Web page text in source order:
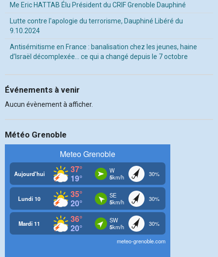
Me Eric HATTAB Élu Président du CRIF Grenoble Dauphiné
Lutte contre l'apologie du terrorisme, Dauphiné Libéré du
9.10.2024
Antisémitisme en France : banalisation chez les jeunes, haine
d’Israël décomplexée… ce qui a changé depuis le 7 octobre
Événements à venir
Aucun évènement à afficher.
Météo Grenoble